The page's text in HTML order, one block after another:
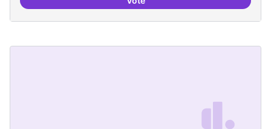
Cultura digital i tradicional